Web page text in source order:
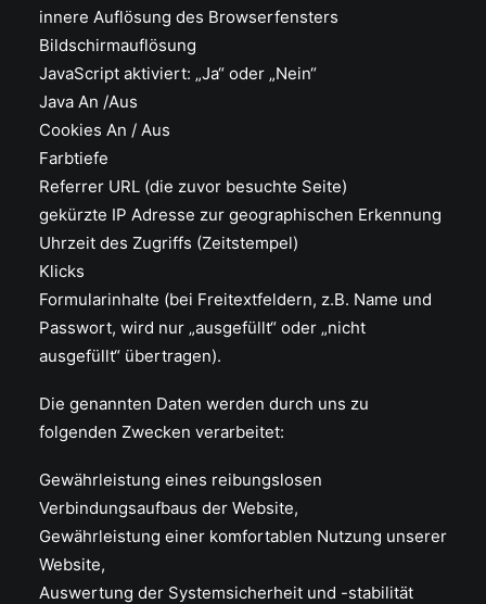
innere Auflösung des Browserfensters
Bildschirmauflösung
JavaScript aktiviert: „Ja“ oder „Nein“
Java An /Aus
Cookies An / Aus
Farbtiefe
Referrer URL (die zuvor besuchte Seite)
gekürzte IP Adresse zur geographischen Erkennung
Uhrzeit des Zugriffs (Zeitstempel)
Klicks
Formularinhalte (bei Freitextfeldern, z.B. Name und
Passwort, wird nur „ausgefüllt“ oder „nicht
ausgefüllt“ übertragen).
Die genannten Daten werden durch uns zu
folgenden Zwecken verarbeitet:
Gewährleistung eines reibungslosen
Verbindungsaufbaus der Website,
Gewährleistung einer komfortablen Nutzung unserer
Website,
Auswertung der Systemsicherheit und -stabilität